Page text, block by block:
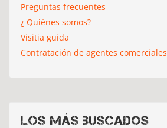
Preguntas frecuentes
¿ Quiénes somos?
Visitia guida
Contratación de agentes comerciales
Los más buscados